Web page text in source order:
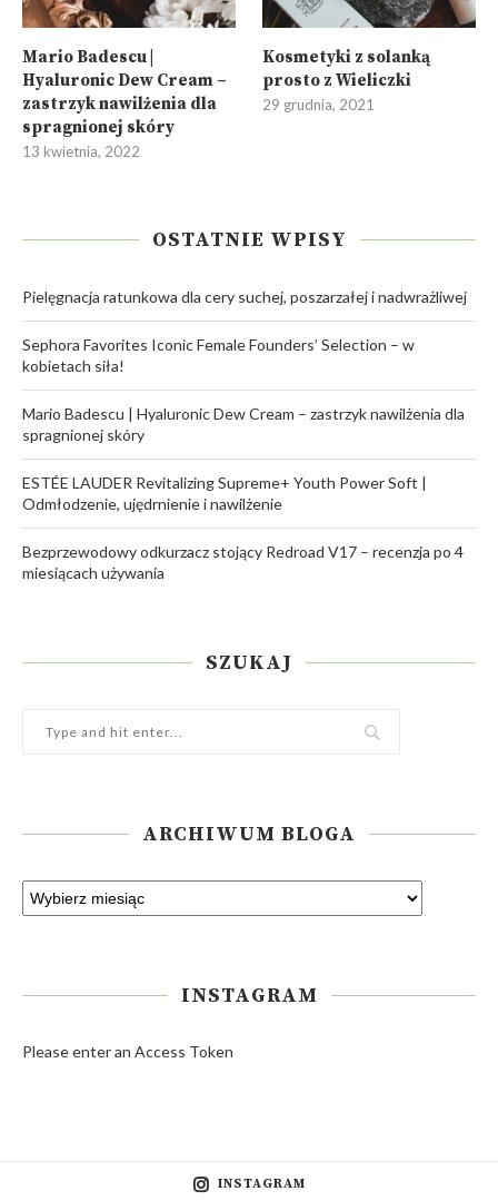
Mario Badescu |
Hyaluronic Dew Cream –
zastrzyk nawilżenia dla
spragnionej skóry
13 kwietnia, 2022
Kosmetyki z solanką
prosto z Wieliczki
29 grudnia, 2021
OSTATNIE WPISY
Pielęgnacja ratunkowa dla cery suchej, poszarzałej i nadwrażliwej
Sephora Favorites Iconic Female Founders’ Selection – w
kobietach siła!
Mario Badescu | Hyaluronic Dew Cream – zastrzyk nawilżenia dla
spragnionej skóry
ESTÉE LAUDER Revitalizing Supreme+ Youth Power Soft |
Odmłodzenie, ujędrnienie i nawilżenie
Bezprzewodowy odkurzacz stojący Redroad V17 – recenzja po 4
miesiącach używania
SZUKAJ
ARCHIWUM BLOGA
INSTAGRAM
Please enter an Access Token
INSTAGRAM